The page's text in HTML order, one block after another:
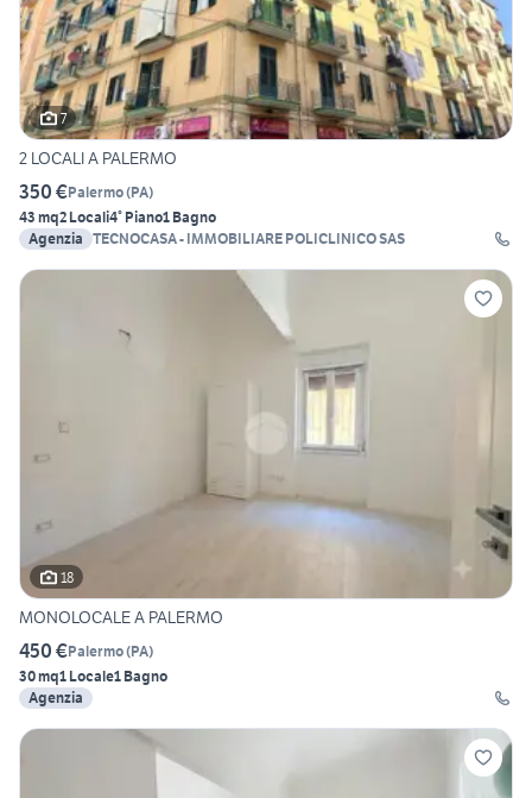
7
2 LOCALI A PALERMO
350 €Palermo(PA)
43 mq2 Locali4° Piano1 Bagno
Agenzia
TECNOCASA - IMMOBILIARE POLICLINICO SAS
18
MONOLOCALE A PALERMO
450 €Palermo(PA)
30 mq1 Locale1 Bagno
Agenzia